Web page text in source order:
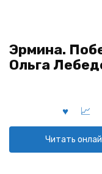
Эрмина.
Ольга
Читать